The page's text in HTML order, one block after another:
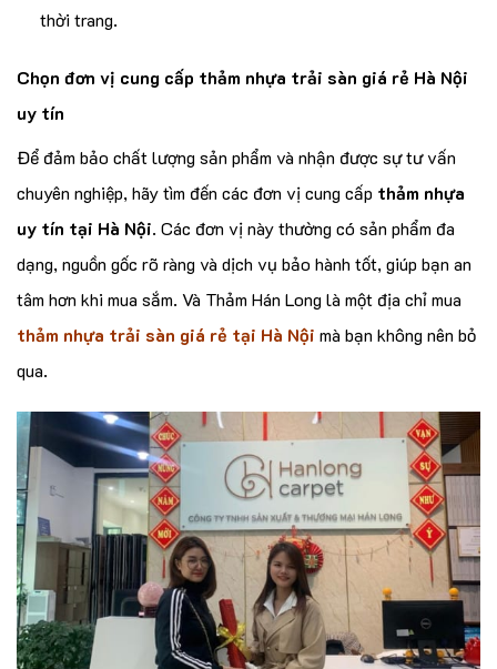
thời trang.
Chọn đơn vị cung cấp thảm nhựa trải sàn giá rẻ Hà Nội
uy tín
Để đảm bảo chất lượng sản phẩm và nhận được sự tư vấn
chuyên nghiệp, hãy tìm đến các đơn vị cung cấp thảm nhựa
uy tín tại Hà Nội. Các đơn vị này thường có sản phẩm đa
dạng, nguồn gốc rõ ràng và dịch vụ bảo hành tốt, giúp bạn an
tâm hơn khi mua sắm. Và Thảm Hán Long là một địa chỉ mua
thảm nhựa trải sàn giá rẻ tại Hà Nội mà bạn không nên bỏ
qua.